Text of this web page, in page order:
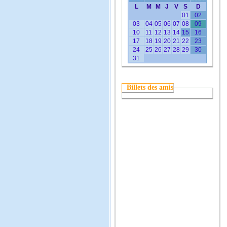
L M M J V S
D
01
02
03
04 05 06 07 08
09
10
11 12 13 14 15
16
17
18 19 20 21 22
23
24
25 26 27 28 29
30
31
Billets des amis